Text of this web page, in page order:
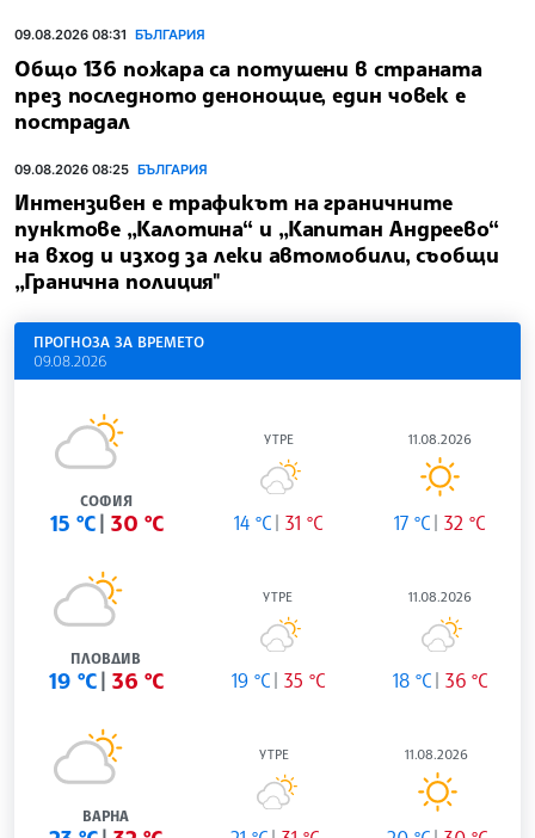
09.08.2026 08:31 БЪЛГАРИЯ
Общо 136 пожара са потушени в страната
през последното денонощие, един човек е
пострадал
09.08.2026 08:25 БЪЛГАРИЯ
Интензивен е трафикът на граничните
пунктове „Калотина“ и „Капитан Андреево“
на вход и изход за леки автомобили, съобщи
„Гранична полиция"
ПРОГНОЗА ЗА ВРЕМЕТО
09.08.2026
СОФИЯ
15 °C 30 °C
УТРЕ
14 °C 31 °C
11.08.2026
17 °C 32 °C
ПЛОВДИВ
19 °C 36 °C
УТРЕ
19 °C 35 °C
11.08.2026
18 °C 36 °C
ВАРНА
УТРЕ 11.08.2026